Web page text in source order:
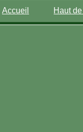
Accueil Haut